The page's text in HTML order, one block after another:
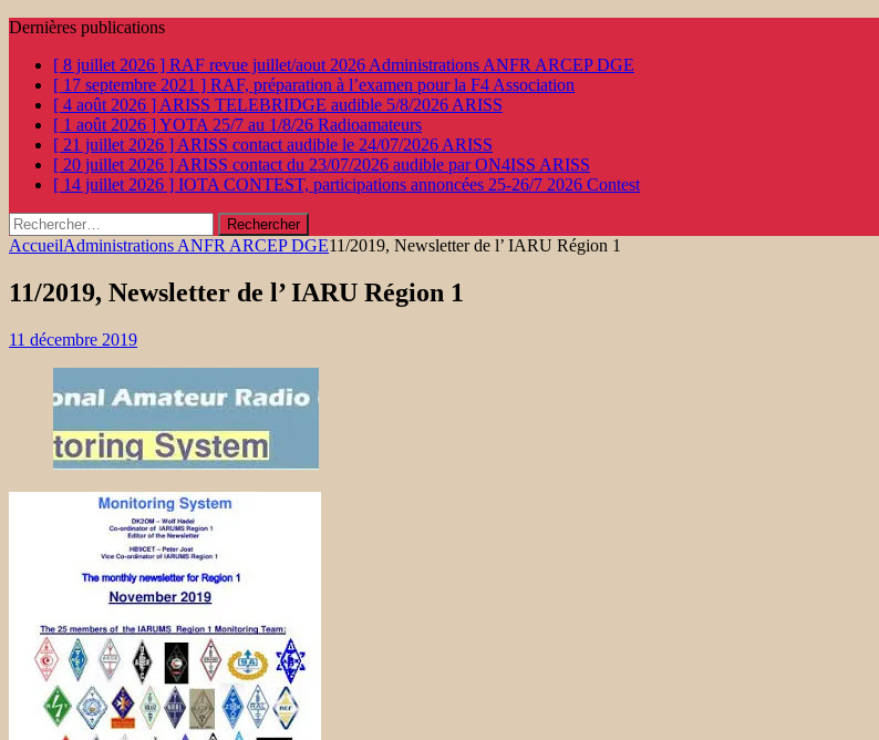
Dernières publications
[ 8 juillet 2026 ] RAF revue juillet/aout 2026 Administrations ANFR ARCEP DGE
[ 17 septembre 2021 ] RAF, préparation à l’examen pour la F4 Association
[ 4 août 2026 ] ARISS TELEBRIDGE audible 5/8/2026 ARISS
[ 1 août 2026 ]YOTA 25/7 au 1/8/26 Radioamateurs
[ 21 juillet 2026 ] ARISS contact audible le 24/07/2026 ARISS
[ 20 juillet 2026 ] ARISS contact du 23/07/2026 audible par ON4ISS ARISS
[ 14 juillet 2026 ] IOTA CONTEST, participations annoncées 25-26/7 2026 Contest
Rechercher :
AccueilAdministrations ANFR ARCEP DGE11/2019, Newsletter de l’ IARU Région 1
11/2019, Newsletter de l’ IARU Région 1
11 décembre 2019